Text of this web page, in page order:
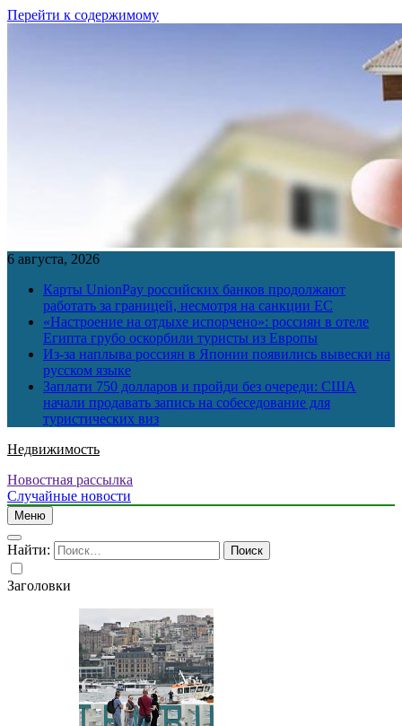
Перейти к содержимому
6 августа, 2026
Карты UnionPay российских банков продолжают
работать за границей, несмотря на санкции ЕС
«Настроение на отдыхе испорчено»: россиян в отеле
Египта грубо оскорбили туристы из Европы
Из-за наплыва россиян в Японии появились вывески на
русском языке
Заплати 750 долларов и пройди без очереди: США
начали продавать запись на собеседование для
туристических виз
Недвижимость
Новостная рассылка
Случайные новости
Меню
Найти:
Заголовки